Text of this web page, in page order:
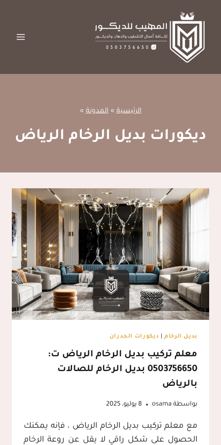
المحتوى
الرئيسية»المدونة»
ديكورات بديل الرخام الرياض
بديل الرخام| ديكورات الجدران
معلم تركيب بديل الرخام الرياض ت:
0503756650 بديل الرخام للصالات
بالرياض
بواسطة osama 8 يوليو، 2025
مع معلم تركيب بديل الرخام الرياض ، فإنه يمكنك
الحصول على شكل راقي لا يقل عن روعة الرخام